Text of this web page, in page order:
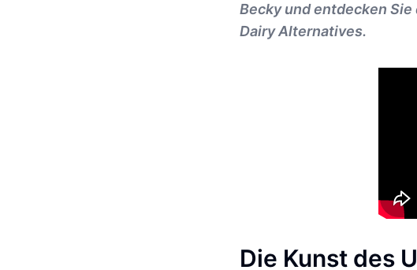
Becky und entdecken
Dairy Alternatives.
Die Kunst des